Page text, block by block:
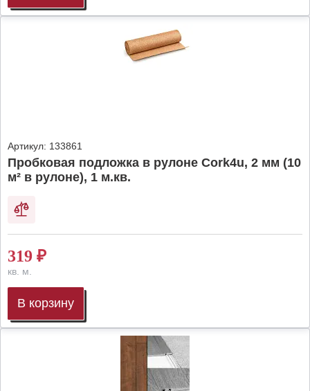
Артикул: 133861
Пробковая подложка в рулоне Cork4u, 2 мм (10
м² в рулоне), 1 м.кв.
319 ₽
кв. м.
В корзину